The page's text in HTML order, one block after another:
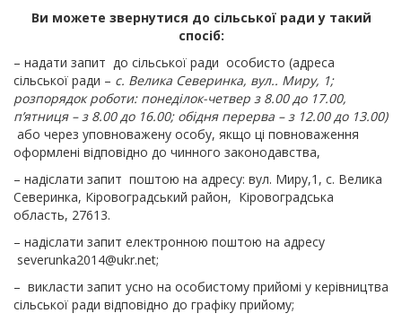
Ви можете звернутися до сільської ради у такий
спосіб:
– надати запит до сільської ради особисто (адреса
сільської ради – с. Велика Северинка, вул.. Миру, 1;
розпорядок роботи: понеділок-четвер з 8.00 до 17.00,
п’ятниця – з 8.00 до 16.00; обідня перерва – з 12.00 до 13.00)
або через уповноважену особу, якщо ці повноваження
оформлені відповідно до чинного законодавства,
– надіслати запит поштою на адресу: вул. Миру,1, с. Велика
Северинка, Кіровоградський район, Кіровоградська
область, 27613.
– надіслати запит електронною поштою на адресу
severunka2014@ukr.net;
– викласти запит усно на особистому прийомі у керівництва
сільської ради відповідно до графіку прийому;